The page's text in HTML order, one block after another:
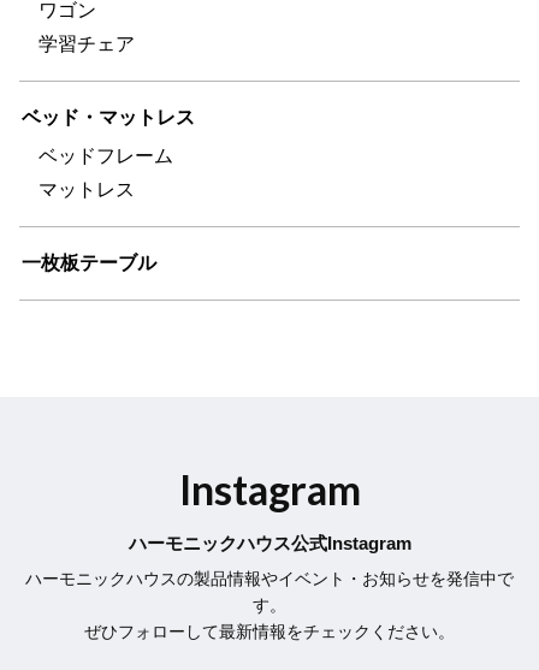
ワゴン
学習チェア
ベッド・マットレス
ベッドフレーム
マットレス
一枚板テーブル
Instagram
ハーモニックハウス公式Instagram
ハーモニックハウスの製品情報やイベント・お知らせを発信中で
す。
ぜひフォローして最新情報をチェックください。